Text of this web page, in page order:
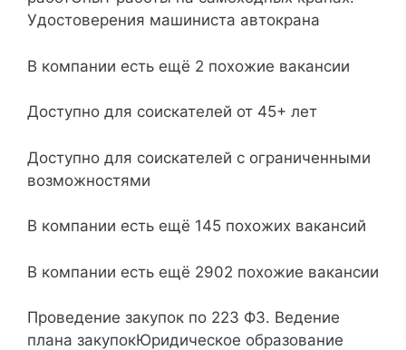
Удостоверения машиниста автокрана
В компании есть ещё 2 похожие вакансии
Доступно для соискателей от 45+ лет
Доступно для соискателей с ограниченными
возможностями
В компании есть ещё 145 похожих вакансий
В компании есть ещё 2902 похожие вакансии
Проведение закупок по 223 ФЗ. Ведение
плана закупокЮридическое образование